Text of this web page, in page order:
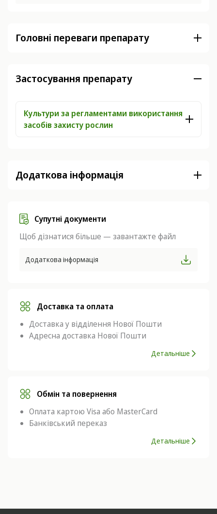
Головні переваги препарату
Застосування препарату
Культури за регламентами використання
засобів захисту рослин
Додаткова інформація
Супутні документи
Щоб дізнатися більше — завантажте файл
Додаткова інформація
Доставка та оплата
Доставка у відділення Нової Пошти
Адресна доставка Нової Пошти
Детальніше
Обмін та повернення
Оплата картою Visa або MasterCard
Банківський переказ
Детальніше